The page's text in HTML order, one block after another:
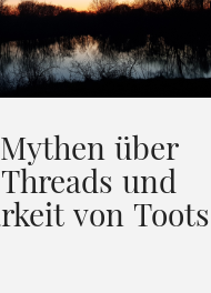
über
und
von Toots